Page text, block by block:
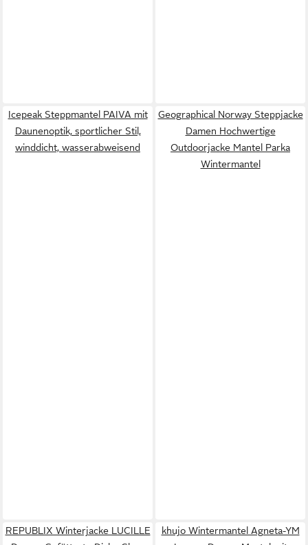
Icepeak Steppmantel PAIVA mit
Daunenoptik, sportlicher Stil,
winddicht, wasserabweisend
Geographical Norway Steppjacke
Damen Hochwertige
Outdoorjacke Mantel Parka
Wintermantel
REPUBLIX Winterjacke LUCILLE
khujo Wintermantel Agneta-YM